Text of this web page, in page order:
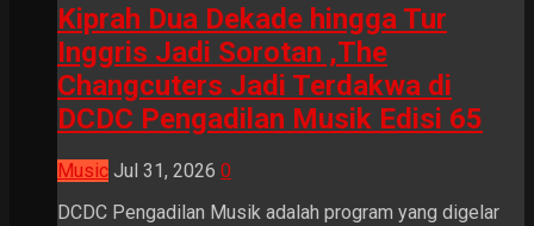
Kiprah Dua Dekade hingga Tur
Inggris Jadi Sorotan ,The
Changcuters Jadi Terdakwa di
DCDC Pengadilan Musik Edisi 65
Music Jul 31, 2026 0
DCDC Pengadilan Musik adalah program yang digelar